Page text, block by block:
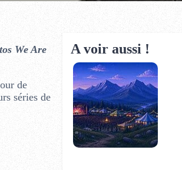
We Are
de
séries de
A voir aussi !